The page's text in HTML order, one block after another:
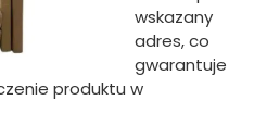
wskazany
adres, co
gwarantuje
produktu w